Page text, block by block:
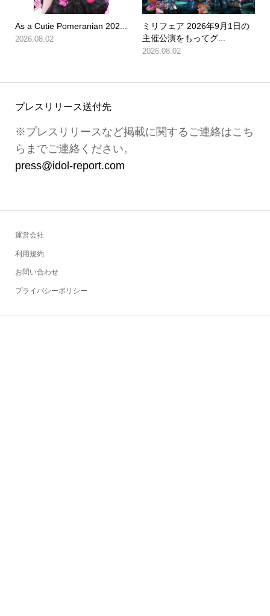
As a Cutie Pomeranian 202...
2026.08.02
ミリフェア 2026年9月1日の
主催公演をもってグ...
2026.08.02
プレスリリース送付先
※プレスリリースなど掲載に関するご連絡はこち
らまでご連絡ください。
press@idol-report.com
運営会社
利用規約
お問い合わせ
プライバシーポリシー